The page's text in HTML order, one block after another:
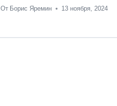
От Борис Яремин 13 ноября, 2024